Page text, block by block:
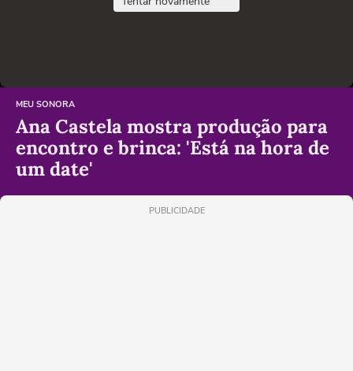
MEU SONORA
Ana Castela mostra produção para
encontro e brinca: 'Está na hora de
um date'
PUBLICIDADE